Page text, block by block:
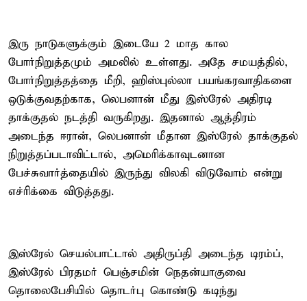
இரு நாடுகளுக்கும் இடையே 2 மாத கால
போர்நிறுத்தமும் அமலில் உள்ளது. அதே சமயத்தில்,
போர்நிறுத்தத்தை மீறி, ஹிஸ்புல்லா பயங்கரவாதிகளை
ஒடுக்குவதற்காக, லெபனான் மீது இஸ்ரேல் அதிரடி
தாக்குதல் நடத்தி வருகிறது. இதனால் ஆத்திரம்
அடைந்த ஈரான், லெபனான் மீதான இஸ்ரேல் தாக்குதல்
நிறுத்தப்படாவிட்டால், அமெரிக்காவுடனான
பேச்சுவார்த்தையில் இருந்து விலகி விடுவோம் என்று
எச்ரிக்கை விடுத்தது.
இஸ்ரேல் செயல்பாட்டால் அதிருப்தி அடைந்த டிரம்ப்,
இஸ்ரேல் பிரதமர் பெஞ்சமின் நெதன்யாகுவை
தொலைபேசியில் தொடர்பு கொண்டு கடிந்து